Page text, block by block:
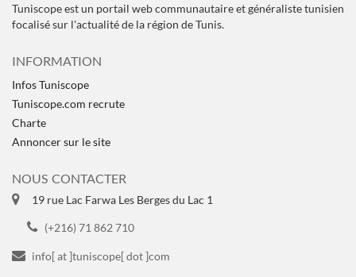
Tuniscope est un portail web communautaire et généraliste tunisien
focalisé sur l'actualité de la région de Tunis.
INFORMATION
Infos Tuniscope
Tuniscope.com recrute
Charte
Annoncer sur le site
NOUS CONTACTER
19 rue Lac Farwa Les Berges du Lac 1
(+216) 71 862 710
info[ at ]tuniscope[ dot ]com